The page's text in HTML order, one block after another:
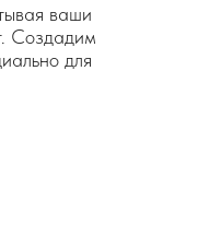
ваши
Создадим
для